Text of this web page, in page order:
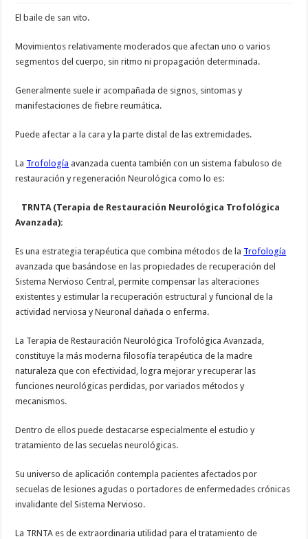
El baile de san vito.
Movimientos relativamente moderados que afectan uno o varios
segmentos del cuerpo, sin ritmo ni propagación determinada.
Generalmente suele ir acompañada de signos, sintomas y
manifestaciones de fiebre reumática.
Puede afectar a la cara y la parte distal de las extremidades.
La Trofología avanzada cuenta también con un sistema fabuloso de
restauración y regeneración Neurológica como lo es:
TRNTA (Terapia de Restauración Neurológica Trofológica
Avanzada):
Es una estrategia terapéutica que combina métodos de la Trofología
avanzada que basándose en las propiedades de recuperación del
Sistema Nervioso Central, permite compensar las alteraciones
existentes y estimular la recuperación estructural y funcional de la
actividad nerviosa y Neuronal dañada o enferma.
La Terapia de Restauración Neurológica Trofológica Avanzada,
constituye la más moderna filosofía terapéutica de la madre
naturaleza que con efectividad, logra mejorar y recuperar las
funciones neurológicas perdidas, por variados métodos y
mecanismos.
Dentro de ellos puede destacarse especialmente el estudio y
tratamiento de las secuelas neurológicas.
Su universo de aplicación contempla pacientes afectados por
secuelas de lesiones agudas o portadores de enfermedades crónicas
invalidante del Sistema Nervioso.
La TRNTA es de extraordinaria utilidad para el tratamiento de